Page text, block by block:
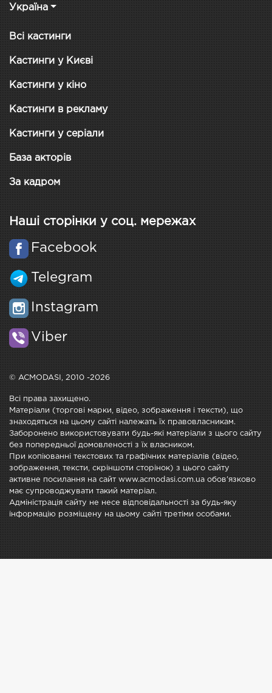
Україна
Всі кастинги
Кастинги у Києві
Кастинги у кіно
Кастинги в рекламу
Кастинги у серіали
База акторів
За кадром
Наші сторінки у соц. мережах
Facebook
Telegram
Instagram
Viber
© ACMODASI, 2010 -2026
Всі права захищено.
Матеріали (торгові марки, відео, зображення і тексти), що
знаходяться на цьому сайті належать їх правовласникам.
Заборонено використовувати будь-які матеріали з цього сайту
без попередньої домовленості з їх власником.
При копіюванні текстових та графічних матеріалів (відео,
зображення, тексти, скріншоти сторінок) з цього сайту
активне посилання на сайт www.acmodasi.com.ua обов'язково
має супроводжувати такий матеріал.
Адміністрація сайту не несе відповідальності за будь-яку
інформацію розміщену на цьому сайті третіми особами.